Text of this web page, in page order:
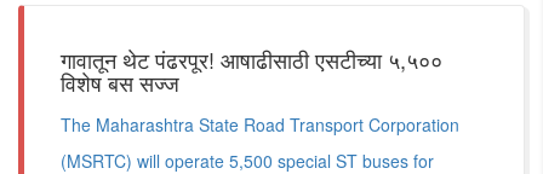
गावातून थेट पंढरपूर! आषाढीसाठी एसटीच्या ५,५००
विशेष बस सज्ज
The Maharashtra State Road Transport Corporation
(MSRTC) will operate 5,500 special ST buses for